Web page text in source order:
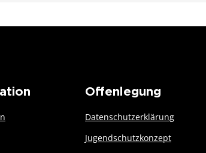
Offenlegung
Datenschutzerklärung
Jugendschutzkonzept